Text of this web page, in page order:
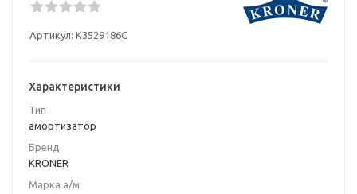
Артикул: K3529186G
Характеристики
Тип
амортизатор
Бренд
KRONER
Марка а/м